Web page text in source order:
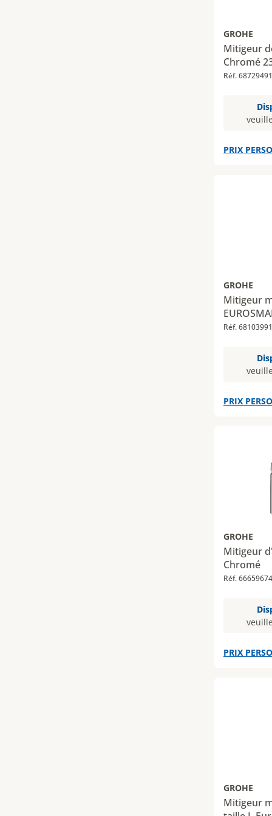
GROHE
Mitigeur
Chromé
Réf. 68729491
PRIX
GROHE
Mitigeur
Réf. 68103991
PRIX
GROHE
Mitigeur
Chromé
Réf. 66659674
PRIX
GROHE
Mitigeur